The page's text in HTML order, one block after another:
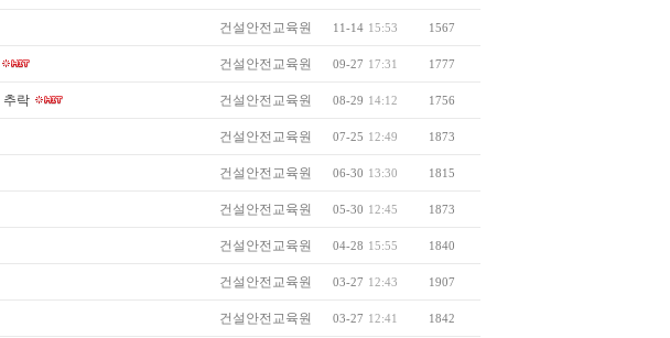
건설안전교육원 11-14 15:53 1567
건설안전교육원 09-27 17:31 1777
추락 건설안전교육원 08-29 14:12 1756
건설안전교육원 07-25 12:49 1873
건설안전교육원 06-30 13:30 1815
건설안전교육원 05-30 12:45 1873
건설안전교육원 04-28 15:55 1840
건설안전교육원 03-27 12:43 1907
건설안전교육원 03-27 12:41 1842